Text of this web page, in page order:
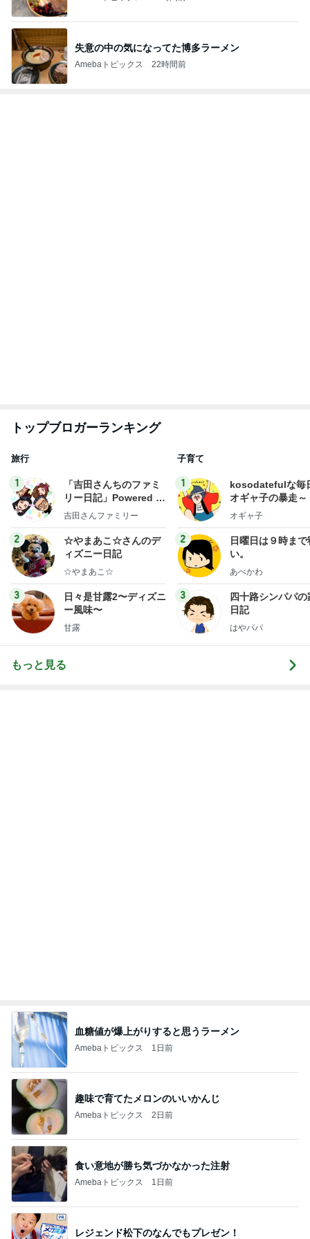
失意の中の気になってた博多ラーメン
Amebaトピックス 22時間前
トップブロガーランキング
旅行
1
「吉田さんちのファミ
リー日記」Powered b
y Ameba 吉田さんファ
ログ
吉田さんファミリー
2
☆やまあこ☆さんのデ
ィズニー日記
☆やまあこ☆
3
日々是甘露2〜ディズニ
ー風味〜
甘露
子育て
1
kosodatefulな毎
オギャ子の暴走～
オギャ子
2
日曜日は９時まで
い。
あべかわ
3
四十路シンパパの
日記
はやパパ
もっと見る
血糖値が爆上がりすると思うラーメン
Amebaトピックス 1日前
趣味で育てたメロンのいいかんじ
Amebaトピックス 2日前
食い意地が勝ち気づかなかった注射
Amebaトピックス 1日前
レジェンド松下のなんでもプレゼン！